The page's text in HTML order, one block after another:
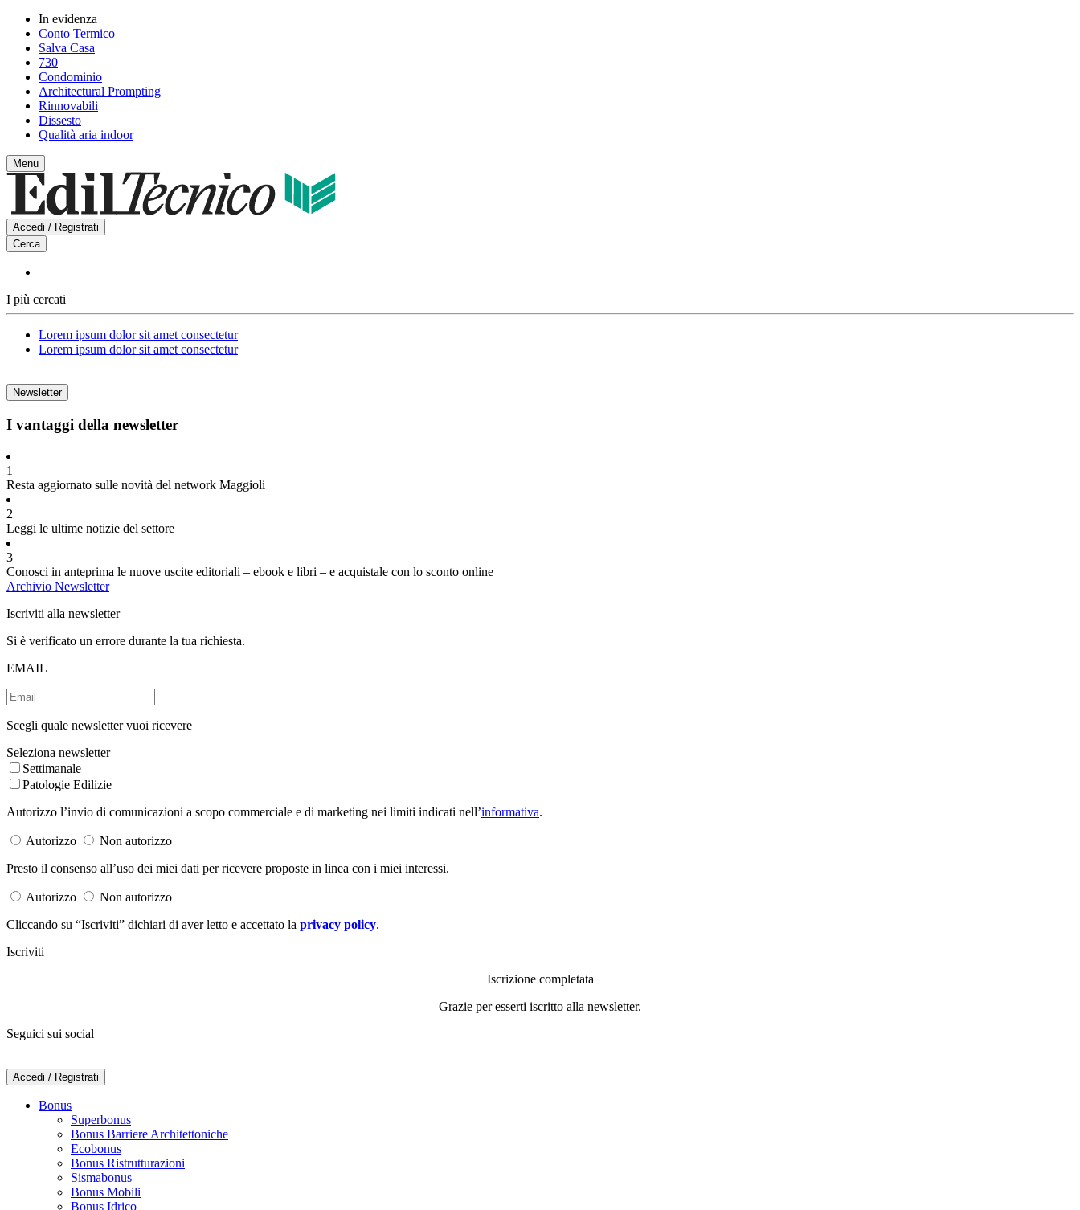
In evidenza
Conto Termico
Salva Casa
730
Condominio
Architectural Prompting
Rinnovabili
Dissesto
Qualità aria indoor
Menu
Accedi / Registrati
Cerca
I più cercati
Lorem ipsum dolor sit amet consectetur
Lorem ipsum dolor sit amet consectetur
Newsletter
I vantaggi della newsletter
1
Resta aggiornato sulle novità del network Maggioli
2
Leggi le ultime notizie del settore
3
Conosci in anteprima le nuove uscite editoriali – ebook e libri – e acquistale con lo sconto online
Archivio Newsletter
Iscriviti alla newsletter
Si è verificato un errore durante la tua richiesta.
EMAIL
Scegli quale newsletter vuoi ricevere
Seleziona newsletter
Settimanale
Patologie Edilizie
Autorizzo l’invio di comunicazioni a scopo commerciale e di marketing nei limiti indicati nell’informativa.
Autorizzo
Non autorizzo
Presto il consenso all’uso dei miei dati per ricevere proposte in linea con i miei interessi.
Autorizzo
Non autorizzo
Cliccando su “Iscriviti” dichiari di aver letto e accettato la privacy policy.
Iscriviti
Iscrizione completata
Grazie per esserti iscritto alla newsletter.
Seguici sui social
Accedi / Registrati
Bonus
Superbonus
Bonus Barriere Architettoniche
Ecobonus
Bonus Ristrutturazioni
Sismabonus
Bonus Mobili
Bonus Idrico